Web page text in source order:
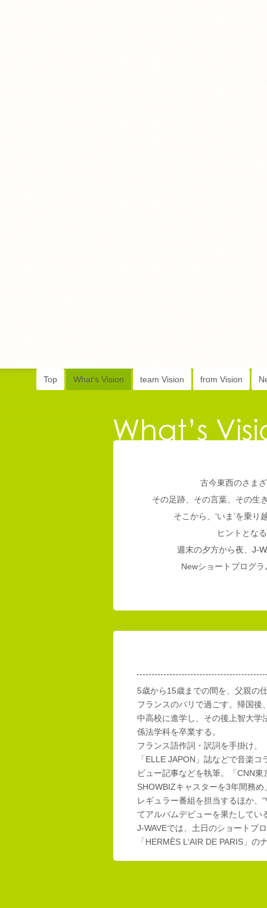
Top What's Vision team Vision from Vision
古今東西のさま
その足跡、その言葉、その生
そこから、‘いま’を乗
ヒントとな
週末の夕方から夜、 J-
Newショートプログ
5歳から15歳までの間を、父親の
フランスのパリで過ごす。帰国後
中高校に進学し、その後上智大学
係法学科を卒業する。
フランス語作詞・訳詞を手掛け、
「ELLE JAPON」誌などで音楽コ
ビュー記事などを執筆。「CNN東
SHOWBIZキャスターを3年間務め
レギュラー番組を担当するほか、
てアルバムデビューを果たしてい
J-WAVEでは、土日のショートプ
「HERMÈS L‘AIR DE PARIS」